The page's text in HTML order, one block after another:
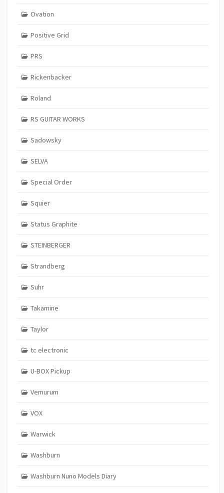
Ovation
Positive Grid
PRS
Rickenbacker
Roland
RS GUITAR WORKS
Sadowsky
SELVA
Special Order
Squier
Status Graphite
STEINBERGER
Strandberg
Suhr
Takamine
Taylor
tc electronic
U-BOX Pickup
Vemurum
VOX
Warwick
Washburn
Washburn Nuno Models Diary